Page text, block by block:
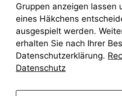
Zuständigkeit
Öffentliches Personalrecht
Öffentlichkeitsprinzip
Gruppen anzeigen lassen
eines Häkchens
ausgespielt werden.
erhalten Sie nach Ihrer
Datenschutzerklärung.
Datenschutz